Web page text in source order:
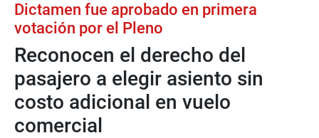
Dictamen fue aprobado en primera
votación por el Pleno
Reconocen el derecho del
pasajero a elegir asiento sin
costo adicional en vuelo
comercial